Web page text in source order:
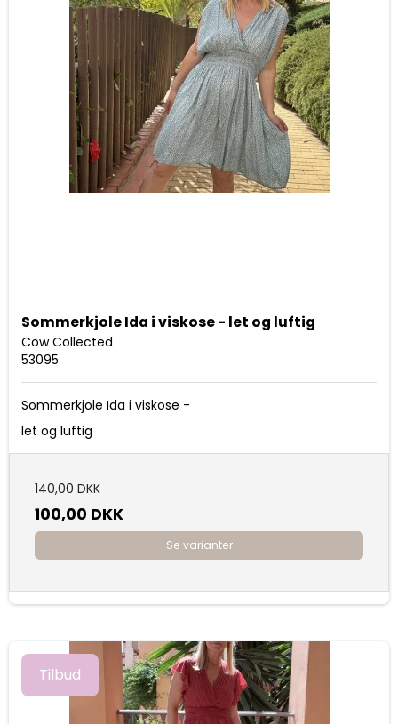
Sommerkjole Ida i viskose - let og luftig
Cow Collected
53095
Sommerkjole Ida i viskose -
let og luftig
140,00 DKK
100,00 DKK
Se varianter
Tilbud